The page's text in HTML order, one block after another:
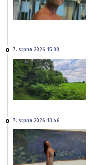
7. srpna 2026 15:00
7. srpna 2026 13:46